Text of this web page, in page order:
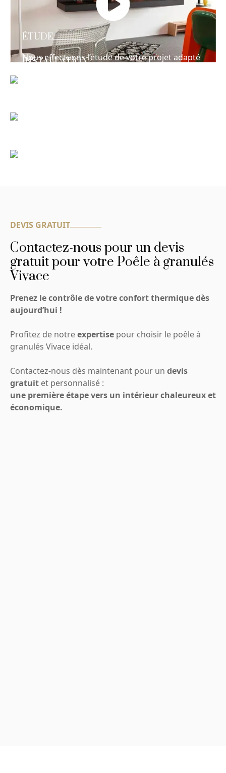
ÉTUDE
Nous effectuons l’étude de votre projet adapté
INSTALLATION
DEVIS GRATUIT
Contactez-nous pour un devis
gratuit pour votre Poêle à granulés
Vivace
Prenez le contrôle de votre confort thermique dès
aujourd’hui !
Profitez de notreexpertise pour choisir le poêle à
granulés Vivace idéal.
Contactez-nous dès maintenant pour un devis
gratuit et personnalisé :
une première étape vers un intérieur chaleureux et
économique.